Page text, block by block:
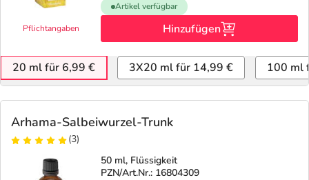
Pflichtangaben
Artikel verfügbar
Hinzufügen
20 ml für 6,99 € 3X20 ml für 14,99 € 100 ml
Arhama-Salbeiwurzel-Trunk
(3)
50 ml, Flüssigkeit
PZN/Art.Nr.: 16804309